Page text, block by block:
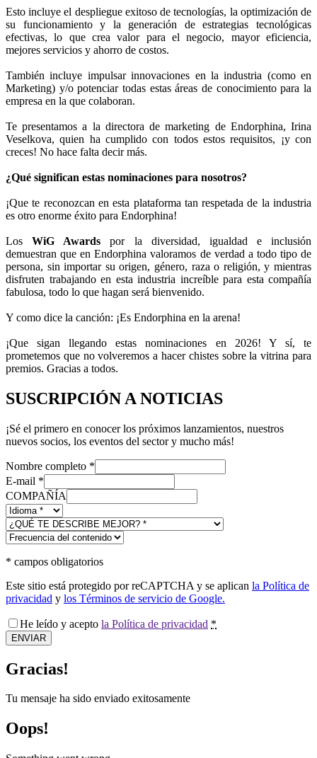
Esto incluye el despliegue exitoso de tecnologías, la optimización de
su funcionamiento y la generación de estrategias tecnológicas
efectivas, lo que crea valor para el negocio, mayor eficiencia,
mejores servicios y ahorro de costos.
También incluye impulsar innovaciones en la industria (como en
Marketing) y/o potenciar todas estas áreas de conocimiento para la
empresa en la que colaboran.
Te presentamos a la directora de marketing de Endorphina, Irina
Veselkova, quien ha cumplido con todos estos requisitos, ¡y con
creces! No hace falta decir más.
¿Qué significan estas nominaciones para nosotros?
¡Que te reconozcan en esta plataforma tan respetada de la industria
es otro enorme éxito para Endorphina!
LosWiG Awards por la diversidad, igualdad e inclusión
demuestran que en Endorphina valoramos de verdad a todo tipo de
persona, sin importar su origen, género, raza o religión, y mientras
disfruten trabajando en esta industria increíble para esta compañía
fabulosa, todo lo que hagan será bienvenido.
Y como dice la canción: ¡Es Endorphina en la arena!
¡Que sigan llegando estas nominaciones en 2026! Y sí, te
prometemos que no volveremos a hacer chistes sobre la vitrina para
premios. Gracias a todos.
SUSCRIPCIÓN A NOTICIAS
¡Sé el primero en conocer los próximos lanzamientos, nuestros
nuevos socios, los eventos del sector y mucho más!
Nombre completo *
E-mail *
COMPAÑÍA
* campos obligatorios
Este sitio está protegido por reCAPTCHA y se aplican la Política de
privacidad y los Términos de servicio de Google.
He leído y acepto la Política de privacidad *
ENVIAR
Gracias!
Tu mensaje ha sido enviado exitosamente
Oops!